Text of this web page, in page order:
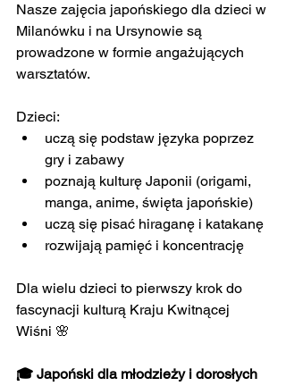
Nasze zajęcia japońskiego dla dzieci w
Milanówku i na Ursynowie są
prowadzone w formie angażujących
warsztatów.
Dzieci:
uczą się podstaw języka poprzez
gry i zabawy
poznają kulturę Japonii (origami,
manga, anime, święta japońskie)
uczą się pisać hiraganę i katakanę
rozwijają pamięć i koncentrację
Dla wielu dzieci to pierwszy krok do
fascynacji kulturą Kraju Kwitnącej
Wiśni 🌸
🎓 Japoński dla młodzieży i dorosłych